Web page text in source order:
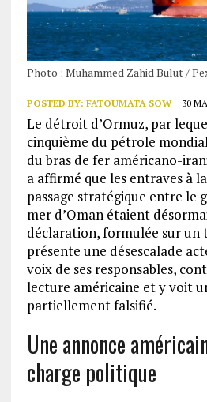
Photo : Muhammed Zahid Bulut /
POSTED BY: FATOUMATA SOW 30
Le détroit d’Ormuz, par
cinquième du pétrole
du bras de fer américano-
a affirmé que les entraves à
passage stratégique entre le
mer d’Oman étaient
déclaration, formulée sur un
présente une désescalade
voix de ses responsables,
lecture américaine et y voit
partiellement falsifié.
Une annonce
charge politique